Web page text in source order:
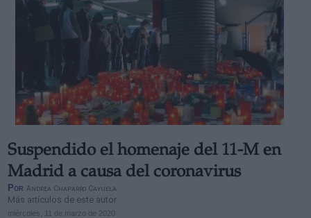
Suspendido el homenaje del 11-M en
Madrid a causa del coronavirus
Por Andrea Chaparro Cayuela
Más artículos de este autor
miércoles, 11 de marzo de 2020